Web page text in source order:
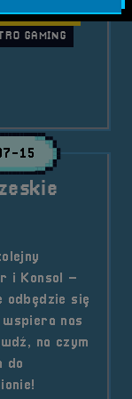
#PODCASTY
GAMING
15
i Konsol –
odbędzie się
wspiera nas
na czym
do